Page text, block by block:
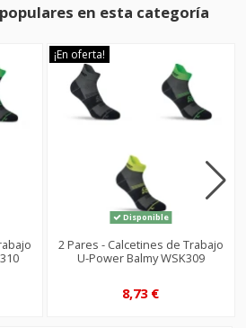
en esta categoría
¡En oferta!
Disponible
2 Pares - Calcetines de Trabajo
U-Power Balmy WSK309
8,73 €